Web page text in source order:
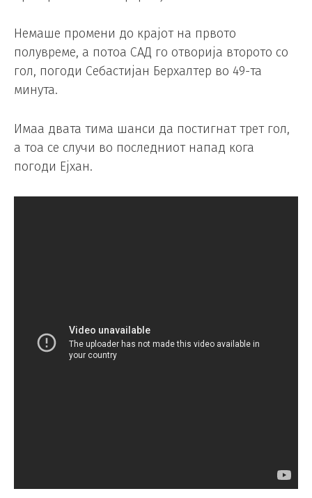
Немаше промени до крајот на првото
полувреме, а потоа САД го отворија второто со
гол, погоди Себастијан Берхалтер во 49-та
минута.
Имаа двата тима шанси да постигнат трет гол,
а тоа се случи во последниот напад кога
погоди Ејхан.